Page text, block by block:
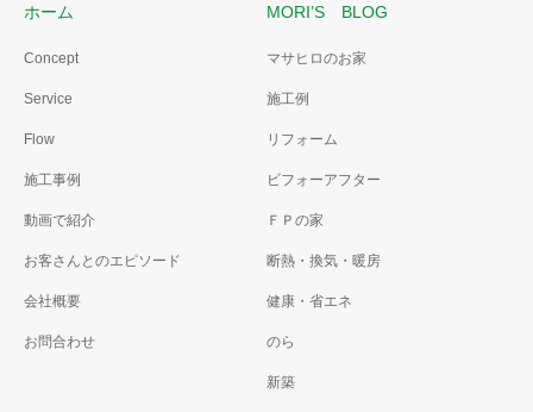
ホーム
Concept
Service
Flow
施工事例
動画で紹介
お客さんとのエピソード
会社概要
お問合わせ
MORI’S BLOG
マサヒロのお家
施工例
リフォーム
ビフォーアフター
ＦＰの家
断熱・換気・暖房
健康・省エネ
のら
新築